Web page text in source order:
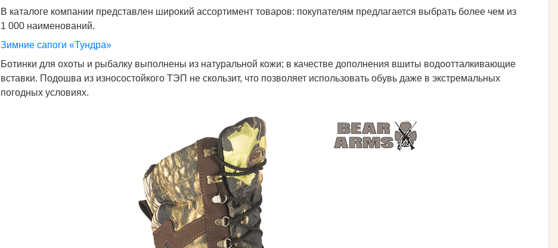
В каталоге компании представлен широкий ассортимент товаров: покупателям предлагается выбрать более чем из
1 000 наименований.
Зимние сапоги «Тундра»
Ботинки для охоты и рыбалку выполнены из натуральной кожи; в качестве дополнения вшиты водоотталкивающие
вставки. Подошва из износостойкого ТЭП не скользит, что позволяет использовать обувь даже в экстремальных
погодных условиях.